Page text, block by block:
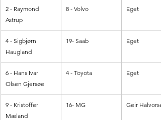
2 - Raymond
Astrup
8 - Volvo Eget
4 - Sigbjørn
Haugland
19- Saab Eget
6 - Hans Ivar
Olsen Gjersøe
4 - Toyota Eget
9 - Kristoffer
Mæland
16- MG Geir